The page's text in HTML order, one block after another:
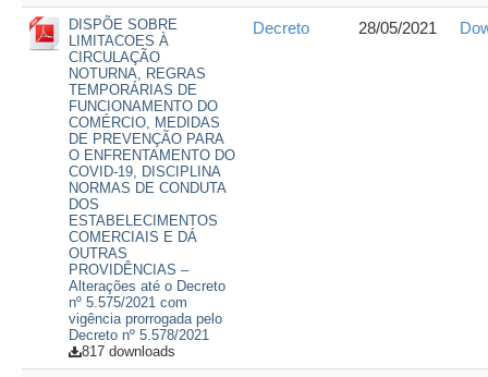
DISPÕE SOBRE
LIMITACOES À
CIRCULAÇÃO
NOTURNA, REGRAS
TEMPORÁRIAS DE
FUNCIONAMENTO DO
COMÉRCIO, MEDIDAS
DE PREVENÇÃO PARA
O ENFRENTAMENTO DO
COVID-19, DISCIPLINA
NORMAS DE CONDUTA
DOS
ESTABELECIMENTOS
COMERCIAIS E DÁ
OUTRAS
PROVIDÊNCIAS –
Alterações até o Decreto
nº 5.575/2021 com
vigência prorrogada pelo
Decreto nº 5.578/2021
817 downloads
Decreto 28/05/2021